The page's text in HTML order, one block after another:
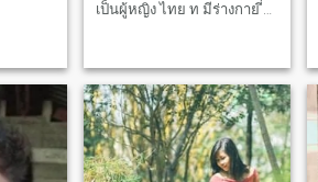
เป็นผู้หญิง ไทย ท มีร่างกาย ี่
หยุดสัปดาห์ แล้วชอบเต้น
ออกกำลังกายประจำ การแต่ง
กายของฉัน ดูดีพอประมาณ
ฉันเป็นคน ชอบใส่ต่างหู